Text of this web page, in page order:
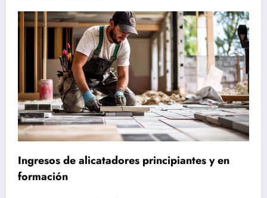
Ingresos de alicatadores principiantes y en
formación